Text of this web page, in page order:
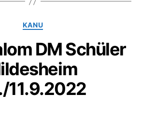
Kategorien
KANU
DM Schüler
11.9.2022